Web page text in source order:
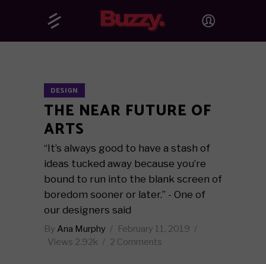
DESIGN
THE NEAR FUTURE OF
ARTS
“It’s always good to have a stash of
ideas tucked away because you’re
bound to run into the blank screen of
boredom sooner or later.” - One of
our designers said
By Ana Murphy
February 11, 2019
Views 2.92k 2 Comments